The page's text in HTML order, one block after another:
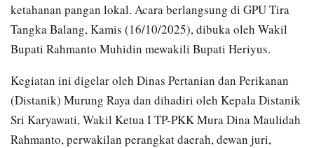
ketahanan pangan lokal. Acara berlangsung di GPU Tira
Tangka Balang, Kamis (16/10/2025), dibuka oleh Wakil
Bupati Rahmanto Muhidin mewakili Bupati Heriyus.
Kegiatan ini digelar oleh Dinas Pertanian dan Perikanan
(Distanik) Murung Raya dan dihadiri oleh Kepala Distanik
Sri Karyawati, Wakil Ketua I TP-PKK Mura Dina Maulidah
Rahmanto, perwakilan perangkat daerah, dewan juri,